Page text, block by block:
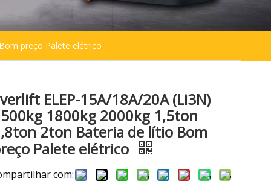
preço Palete elétrico
ELEP-15A/18A/20A (Li3N)
1800kg 2000kg 1,5ton
2ton Bateria de lítio Bom
Palete elétrico
com: